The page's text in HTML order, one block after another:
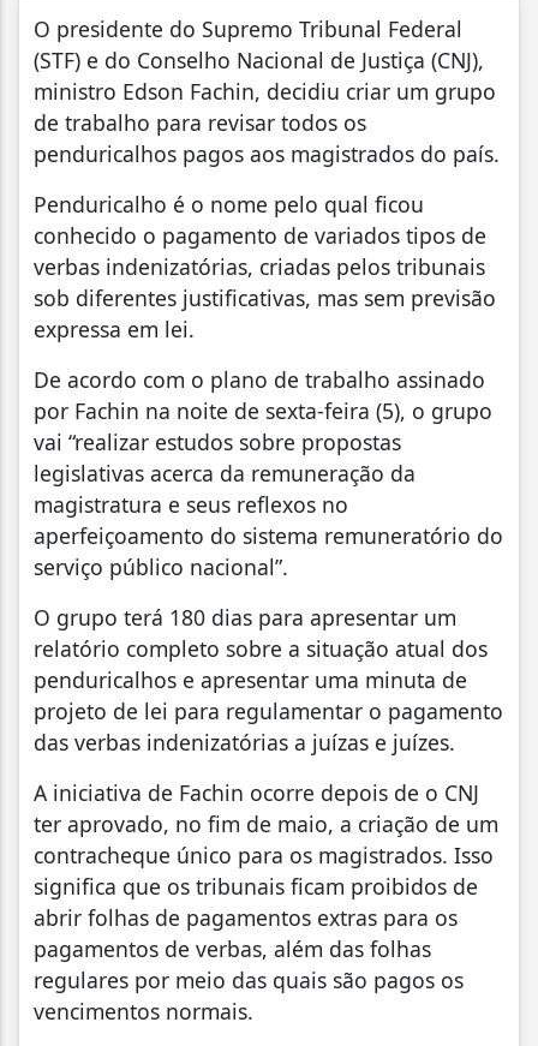
O presidente do Supremo Tribunal Federal
(STF) e do Conselho Nacional de Justiça (CNJ),
ministro Edson Fachin, decidiu criar um grupo
de trabalho para revisar todos os
penduricalhos pagos aos magistrados do país.
Penduricalho é o nome pelo qual ficou
conhecido o pagamento de variados tipos de
verbas indenizatórias, criadas pelos tribunais
sob diferentes justificativas, mas sem previsão
expressa em lei.
De acordo com o plano de trabalho assinado
por Fachin na noite de sexta-feira (5), o grupo
vai “realizar estudos sobre propostas
legislativas acerca da remuneração da
magistratura e seus reflexos no
aperfeiçoamento do sistema remuneratório do
serviço público nacional”.
O grupo terá 180 dias para apresentar um
relatório completo sobre a situação atual dos
penduricalhos e apresentar uma minuta de
projeto de lei para regulamentar o pagamento
das verbas indenizatórias a juízas e juízes.
A iniciativa de Fachin ocorre depois de o CNJ
ter aprovado, no fim de maio, a criação de um
contracheque único para os magistrados. Isso
significa que os tribunais ficam proibidos de
abrir folhas de pagamentos extras para os
pagamentos de verbas, além das folhas
regulares por meio das quais são pagos os
vencimentos normais.